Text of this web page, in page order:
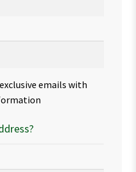
emails with